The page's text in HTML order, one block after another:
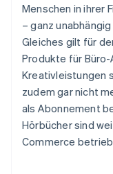
Menschen in ihrer
– ganz
Gleiches gilt für
Produkte für
Kreativleistungen
zudem gar nicht
als Abonnement
Hörbücher sind
Commerce